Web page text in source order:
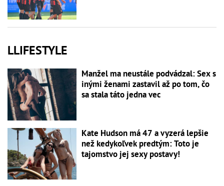
LLIFESTYLE
Manžel ma neustále podvádzal: Sex s
inými ženami zastavil až po tom, čo
sa stala táto jedna vec
Kate Hudson má 47 a vyzerá lepšie
než kedykoľvek predtým: Toto je
tajomstvo jej sexy postavy!